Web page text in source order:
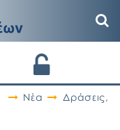
Νέα Δράσεις,